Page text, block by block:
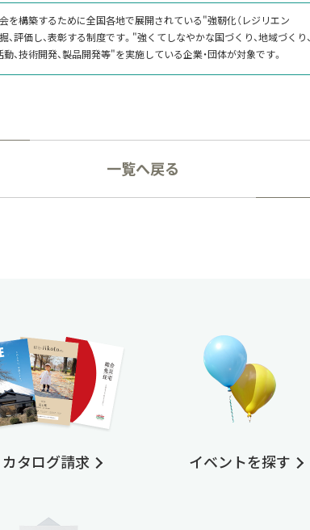
を構築するために全国各地で展開されている"強靭化（レジリエン
評価し、表彰する制度です。"強くてしなやかな国づくり、地域づくり、
、技術開発、製品開発等"を実施している企業・団体が対象です。
一覧へ戻る
カタログ請求 イベントを探す